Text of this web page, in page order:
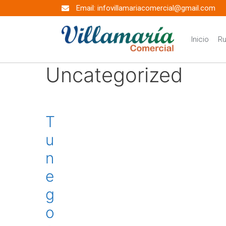
Email: infovillamariacomercial@gmail.com
Inicio
Uncategorized
T
u
n
e
g
o